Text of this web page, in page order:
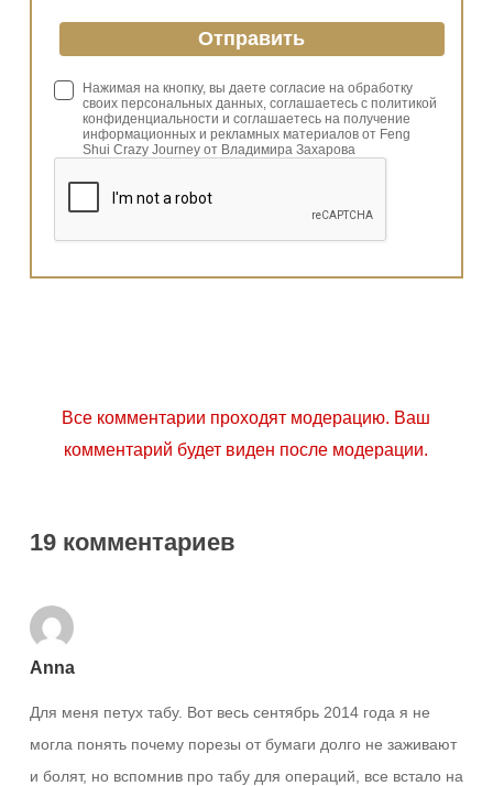
Нажимая на кнопку, вы даете согласие на обработку
своих персональных данных, соглашаетесь с политикой
конфиденциальности и соглашаетесь на получение
информационных и рекламных материалов от Feng
Shui Crazy Journey от Владимира Захарова
Все комментарии проходят модерацию. Ваш
комментарий будет виден после модерации.
19 комментариев
Anna
Для меня петух табу. Вот весь сентябрь 2014 года я не
могла понять почему порезы от бумаги долго не заживают
и болят, но вспомнив про табу для операций, все встало на